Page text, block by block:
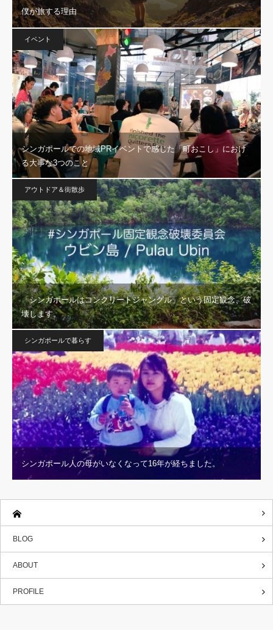
僕が旅する理由
イベント
シンガポールでの地域PRイベントで感じた「町おこし」におけ
る大事な3つのこと
アウトドア＆街散歩
「シンガポールはコンクリートジャングル」という固定観念、破
壊します。
シンガポールで暮らす
シンガポール人の母がいなくなって16年が経ちました。
BLOG
ABOUT
PROFILE